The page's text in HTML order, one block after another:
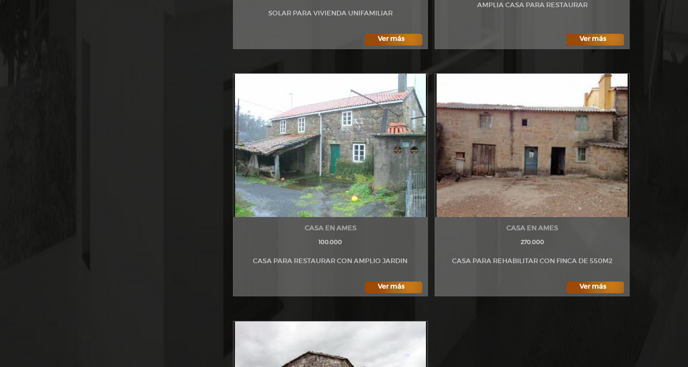
SOLAR PARA VIVIENDA UNIFAMILIAR
Ver más
AMPLIA CASA PARA RESTAURAR
Ver más
CASA EN AMES
100.000
CASA PARA RESTAURAR CON AMPLIO JARDIN
Ver más
CASA EN AMES
270.000
CASA PARA REHABILITAR CON FINCA DE 550M2
Ver más